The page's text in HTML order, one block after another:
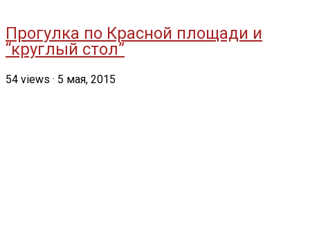
Прогулка по Красной площади и
“круглый стол”
54 views · 5 мая, 2015